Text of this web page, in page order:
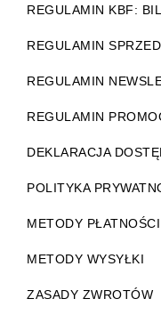
REGULAMIN KBF:
REGULAMIN
REGULAMIN
REGULAMIN
DEKLARACJA
POLITYKA
METODY PŁATNOŚCI
METODY WYSYŁKI
ZASADY ZWROTÓW